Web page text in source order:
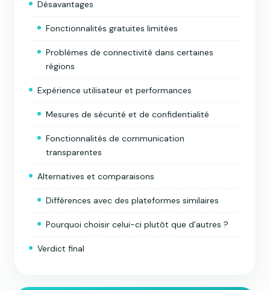
Désavantages
Fonctionnalités gratuites limitées
Problèmes de connectivité dans certaines
régions
Expérience utilisateur et performances
Mesures de sécurité et de confidentialité
Fonctionnalités de communication
transparentes
Alternatives et comparaisons
Différences avec des plateformes similaires
Pourquoi choisir celui-ci plutôt que d’autres ?
Verdict final